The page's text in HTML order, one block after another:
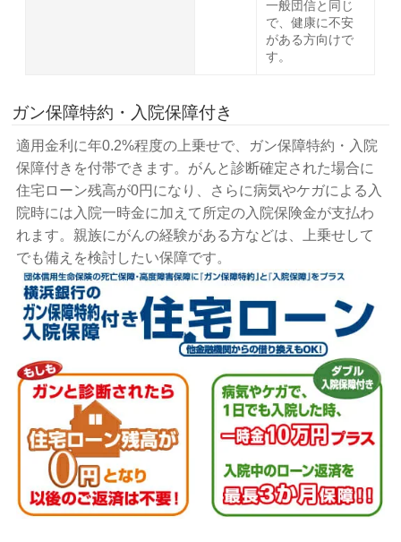
一般団信と同じ
で、健康に不安
がある方向けで
す。
ガン保障特約・入院保障付き
適用金利に年0.2%程度の上乗せで、ガン保障特約・入院
保障付きを付帯できます。がんと診断確定された場合に
住宅ローン残高が0円になり、さらに病気やケガによる入
院時には入院一時金に加えて所定の入院保険金が支払わ
れます。親族にがんの経験がある方などは、上乗せして
でも備えを検討したい保障です。